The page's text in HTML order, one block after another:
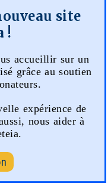
site
!
accueillir sur un
grâce au soutien
expérience de
nous aider à